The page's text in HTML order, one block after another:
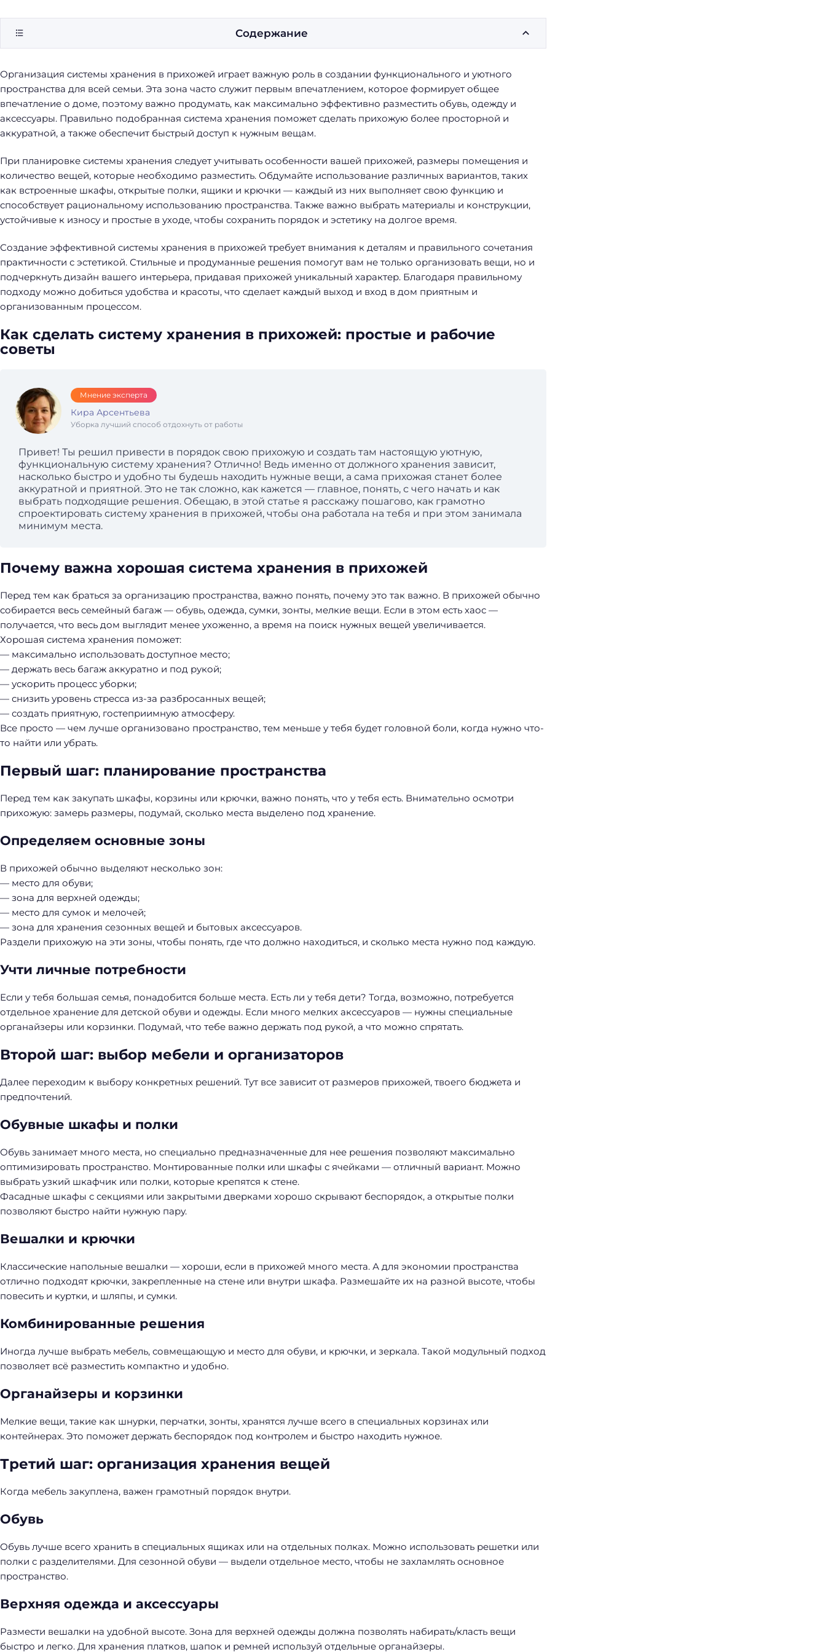
Организация системы хранения в прихожей играет важную роль в создании функционального и уютного
пространства для всей семьи. Эта зона часто служит первым впечатлением, которое формирует общее
впечатление о доме, поэтому важно продумать, как максимально эффективно разместить обувь, одежду и
аксессуары. Правильно подобранная система хранения поможет сделать прихожую более просторной и
аккуратной, а также обеспечит быстрый доступ к нужным вещам.
При планировке системы хранения следует учитывать особенности вашей прихожей, размеры помещения и
количество вещей, которые необходимо разместить. Обдумайте использование различных вариантов, таких
как встроенные шкафы, открытые полки, ящики и крючки — каждый из них выполняет свою функцию и
способствует рациональному использованию пространства. Также важно выбрать материалы и конструкции,
устойчивые к износу и простые в уходе, чтобы сохранить порядок и эстетику на долгое время.
Создание эффективной системы хранения в прихожей требует внимания к деталям и правильного сочетания
практичности с эстетикой. Стильные и продуманные решения помогут вам не только организовать вещи, но и
подчеркнуть дизайн вашего интерьера, придавая прихожей уникальный характер. Благодаря правильному
подходу можно добиться удобства и красоты, что сделает каждый выход и вход в дом приятным и
организованным процессом.
Как сделать систему хранения в прихожей: простые и рабочие
советы
Мнение эксперта
Кира Арсентьева
Уборка лучший способ отдохнуть от работы
Привет! Ты решил привести в порядок свою прихожую и создать там настоящую уютную,
функциональную систему хранения? Отлично! Ведь именно от должного хранения зависит,
насколько быстро и удобно ты будешь находить нужные вещи, а сама прихожая станет более
аккуратной и приятной. Это не так сложно, как кажется — главное, понять, с чего начать и как
выбрать подходящие решения. Обещаю, в этой статье я расскажу пошагово, как грамотно
спроектировать систему хранения в прихожей, чтобы она работала на тебя и при этом занимала
минимум места.
Почему важна хорошая система хранения в прихожей
Перед тем как браться за организацию пространства, важно понять, почему это так важно. В прихожей обычно
собирается весь семейный багаж — обувь, одежда, сумки, зонты, мелкие вещи. Если в этом есть хаос —
получается, что весь дом выглядит менее ухоженно, а время на поиск нужных вещей увеличивается.
Хорошая система хранения поможет:
— максимально использовать доступное место;
— держать весь багаж аккуратно и под рукой;
— ускорить процесс уборки;
— снизить уровень стресса из-за разбросанных вещей;
— создать приятную, гостеприимную атмосферу.
Все просто — чем лучше организовано пространство, тем меньше у тебя будет головной боли, когда нужно что-
то найти или убрать.
Первый шаг: планирование пространства
Перед тем как закупать шкафы, корзины или крючки, важно понять, что у тебя есть. Внимательно осмотри
прихожую: замерь размеры, подумай, сколько места выделено под хранение.
Определяем основные зоны
В прихожей обычно выделяют несколько зон:
— место для обуви;
— зона для верхней одежды;
— место для сумок и мелочей;
— зона для хранения сезонных вещей и бытовых аксессуаров.
Раздели прихожую на эти зоны, чтобы понять, где что должно находиться, и сколько места нужно под каждую.
Учти личные потребности
Если у тебя большая семья, понадобится больше места. Есть ли у тебя дети? Тогда, возможно, потребуется
отдельное хранение для детской обуви и одежды. Если много мелких аксессуаров — нужны специальные
органайзеры или корзинки. Подумай, что тебе важно держать под рукой, а что можно спрятать.
Второй шаг: выбор мебели и организаторов
Далее переходим к выбору конкретных решений. Тут все зависит от размеров прихожей, твоего бюджета и
предпочтений.
Обувные шкафы и полки
Обувь занимает много места, но специально предназначенные для нее решения позволяют максимально
оптимизировать пространство. Монтированные полки или шкафы с ячейками — отличный вариант. Можно
выбрать узкий шкафчик или полки, которые крепятся к стене.
Фасадные шкафы с секциями или закрытыми дверками хорошо скрывают беспорядок, а открытые полки
позволяют быстро найти нужную пару.
Вешалки и крючки
Классические напольные вешалки — хороши, если в прихожей много места. А для экономии пространства
отлично подходят крючки, закрепленные на стене или внутри шкафа. Размешайте их на разной высоте, чтобы
повесить и куртки, и шляпы, и сумки.
Комбинированные решения
Иногда лучше выбрать мебель, совмещающую и место для обуви, и крючки, и зеркала. Такой модульный подход
позволяет всё разместить компактно и удобно.
Органайзеры и корзинки
Мелкие вещи, такие как шнурки, перчатки, зонты, хранятся лучше всего в специальных корзинах или
контейнерах. Это поможет держать беспорядок под контролем и быстро находить нужное.
Третий шаг: организация хранения вещей
Когда мебель закуплена, важен грамотный порядок внутри.
Обувь
Обувь лучше всего хранить в специальных ящиках или на отдельных полках. Можно использовать решетки или
полки с разделителями. Для сезонной обуви — выдели отдельное место, чтобы не захламлять основное
пространство.
Верхняя одежда и аксессуары
Размести вешалки на удобной высоте. Зона для верхней одежды должна позволять набирать/класть вещи
быстро и легко. Для хранения платков, шапок и ремней используй отдельные органайзеры.
Содержание
Н
а